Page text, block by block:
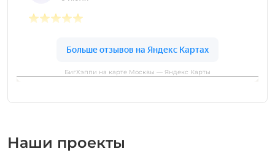
БигХэппи на карте Москвы — Яндекс Карты
Наши проекты